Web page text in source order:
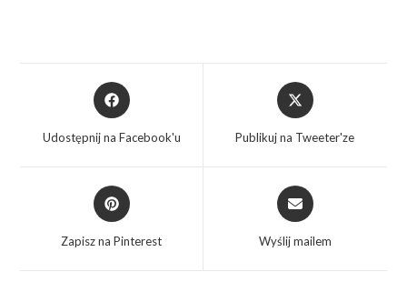
Udostępnij na Facebook'u Publikuj na Tweeter'ze
Zapisz na Pinterest Wyślij mailem